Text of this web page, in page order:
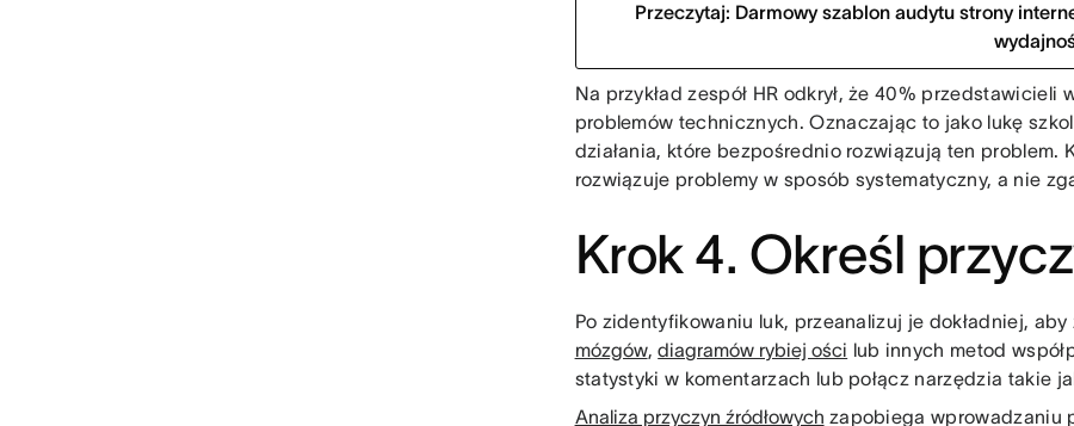
Przeczytaj: Darmowy szablon audytu strony
Na przykład zespół HR odkrył, że 40%
problemów technicznych. Oznaczając to jako lukę
działania, które bezpośrednio rozwiązują ten problem.
rozwiązuje problemy w sposób systematyczny, a nie
Krok 4. Określ
Po zidentyfikowaniu luk, przeanalizuj je dokładniej,
mózgów,diagramów rybiej ości lub innych metod
statystyki w komentarzach lub połącz narzędzia takie
Analiza przyczyn źródłowych zapobiega wprowadzaniu